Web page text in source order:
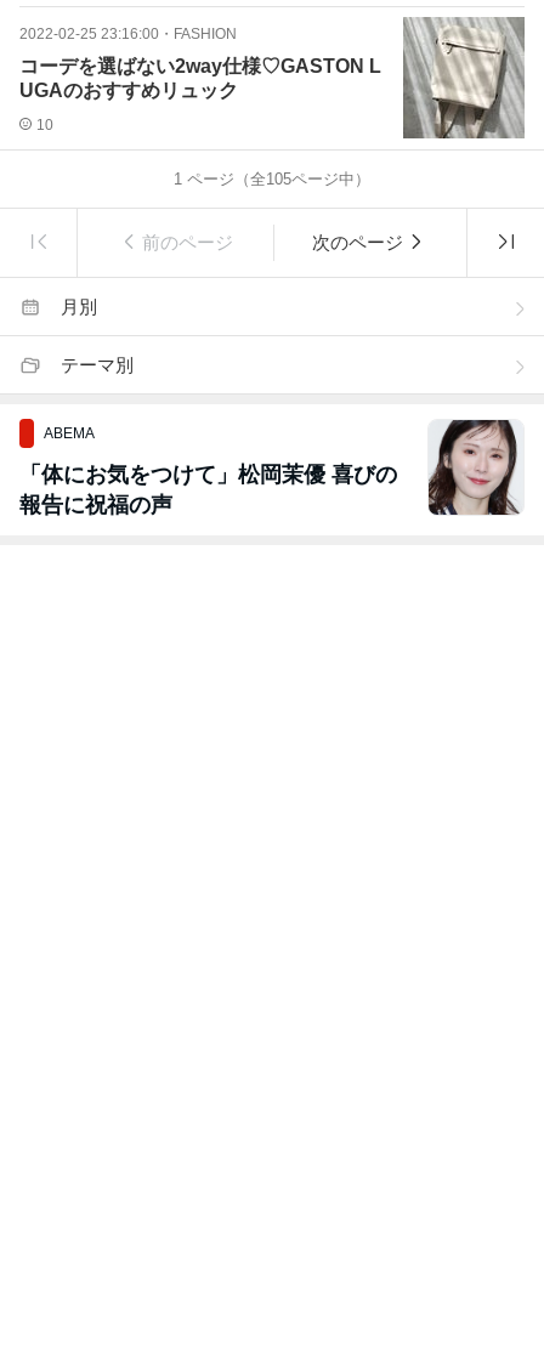
2022-02-25 23:16:00 ・ FASHION
コーデを選ばない2way仕様♡GASTON L
UGAのおすすめリュック
10
1 ページ（全105ページ中）
前のページ 次のページ
月別
テーマ別
ABEMA
「体にお気をつけて」松岡茉優 喜びの
報告に祝福の声